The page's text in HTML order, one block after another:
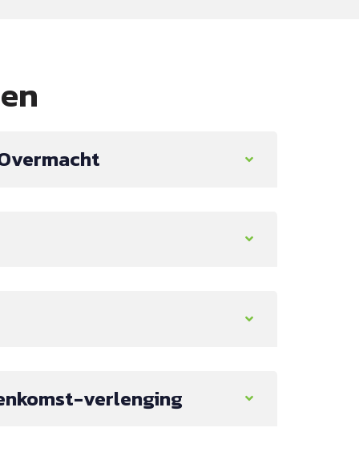
verlenging